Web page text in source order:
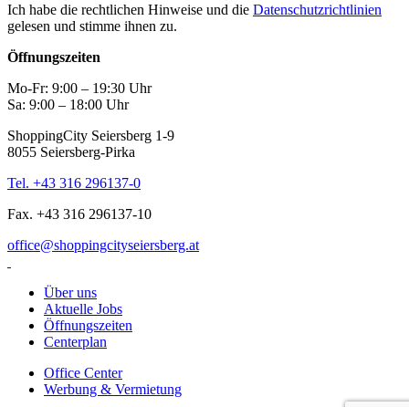
Ich habe die rechtlichen Hinweise und die Datenschutzrichtlinien
gelesen und stimme ihnen zu.
Öffnungszeiten
Mo-Fr: 9:00 – 19:30 Uhr
Sa: 9:00 – 18:00 Uhr
ShoppingCity Seiersberg 1-9
8055 Seiersberg-Pirka
Tel. +43 316 296137-0
Fax. +43 316 296137-10
office@shoppingcityseiersberg.at
Über uns
Aktuelle Jobs
Öffnungszeiten
Centerplan
Office Center
Werbung & Vermietung